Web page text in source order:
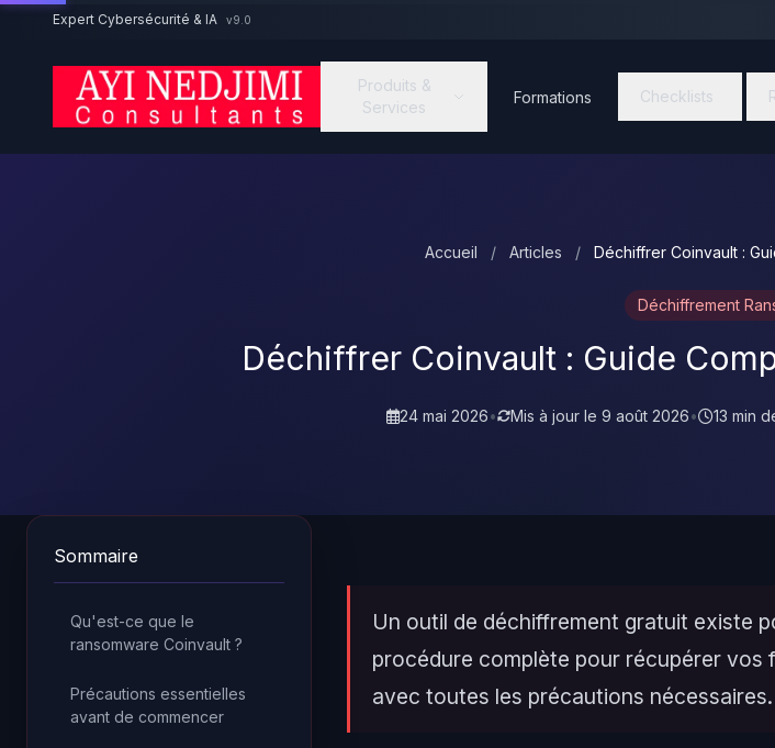
Aller au contenu principal
Expert Cybersécurité & IA v9.0
Produits &
Services
Formations Checklists
Accueil / Articles / Déchiffrer Coinvault :
Déchiffrement
Déchiffrer Coinvault : Guide
24 mai 2026• Mis à jour le 9 août 2026• 13 min
Sommaire
Qu'est-ce que le
ransomware Coinvault ?
Précautions essentielles
avant de commencer
Un outil de déchiffrement gratuit existe
procédure complète pour récupérer vos
avec toutes les précautions nécessaires.